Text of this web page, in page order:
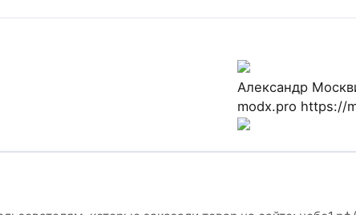
Александр
modx.pro https://